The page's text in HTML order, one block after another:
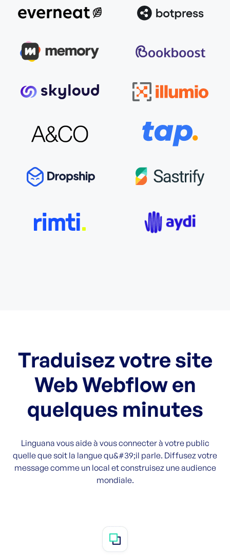
Traduisez votre site
Web Webflow en
quelques minutes
Linguana vous aide à vous connecter à votre public
quelle que soit la langue qu&#39;il parle. Diffusez votre
message comme un local et construisez une audience
mondiale.